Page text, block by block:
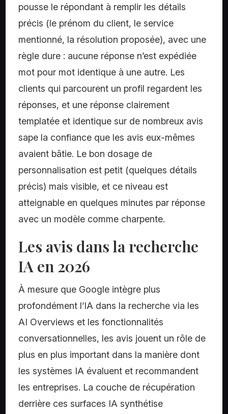
pousse le répondant à remplir les détails
précis (le prénom du client, le service
mentionné, la résolution proposée), avec une
règle dure : aucune réponse n’est expédiée
mot pour mot identique à une autre. Les
clients qui parcourent un profil regardent les
réponses, et une réponse clairement
templatée et identique sur de nombreux avis
sape la confiance que les avis eux-mêmes
avaient bâtie. Le bon dosage de
personnalisation est petit (quelques détails
précis) mais visible, et ce niveau est
atteignable en quelques minutes par réponse
avec un modèle comme charpente.
Les avis dans la recherche
IA en 2026
À mesure que Google intègre plus
profondément l’IA dans la recherche via les
AI Overviews et les fonctionnalités
conversationnelles, les avis jouent un rôle de
plus en plus important dans la manière dont
les systèmes IA évaluent et recommandent
les entreprises. La couche de récupération
derrière ces surfaces IA synthétise